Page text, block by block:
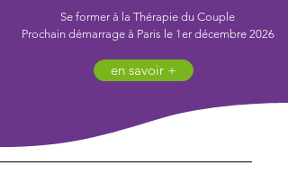
Se former à la Thérapie du Couple
Prochain démarrage à Paris le 1er décembre 2026
en savoir +